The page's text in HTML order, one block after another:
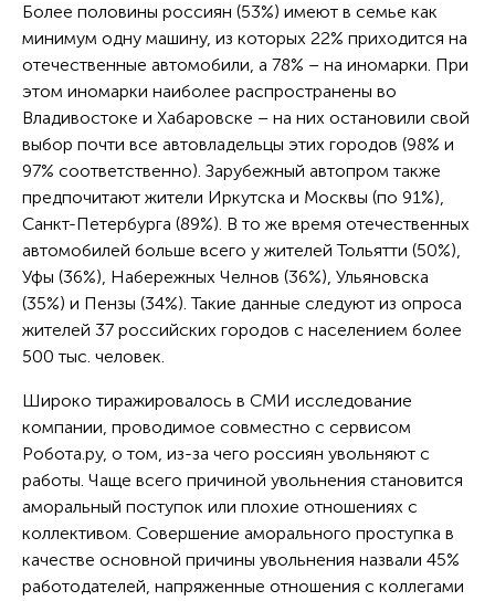
Более половины россиян (53%) имеют в семье как
минимум одну машину, из которых 22% приходится на
отечественные автомобили, а 78% – на иномарки. При
этом иномарки наиболее распространены во
Владивостоке и Хабаровске – на них остановили свой
выбор почти все автовладельцы этих городов (98% и
97% соответственно). Зарубежный автопром также
предпочитают жители Иркутска и Москвы (по 91%),
Санкт-Петербурга (89%). В то же время отечественных
автомобилей больше всего у жителей Тольятти (50%),
Уфы (36%), Набережных Челнов (36%), Ульяновска
(35%) и Пензы (34%). Такие данные следуют из опроса
жителей 37 российских городов с населением более
500 тыс. человек.
Широко тиражировалось в СМИ исследование
компании, проводимое совместно с сервисом
Робота.ру, о том, из-за чего россиян увольняют с
работы. Чаще всего причиной увольнения становится
аморальный поступок или плохие отношениях с
коллективом. Совершение аморального проступка в
качестве основной причины увольнения назвали 45%
работодателей, напряженные отношения с коллегами